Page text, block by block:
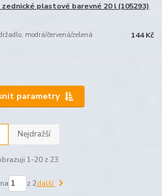
zednické plastové barevné 20 l (105293)
modrá/červená/zelená 144 Kč
parametry
Nejdražší
1-20 z 23
z 2další